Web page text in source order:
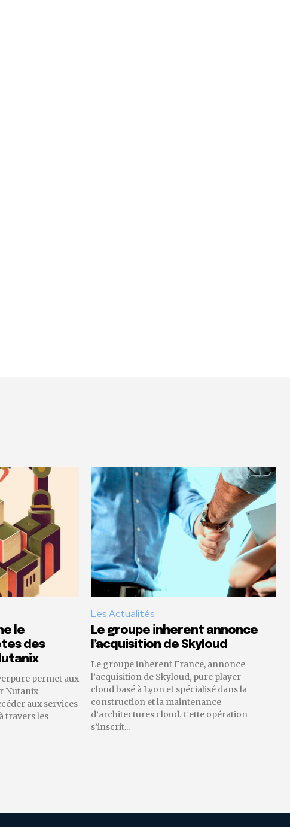
le
des
permet aux
Nutanix
aux services
travers les
Les Actualités
Le groupe inherent annonce
l’acquisition de Skyloud
Le groupe inherent France, annonce
l’acquisition de Skyloud, pure player
cloud basé à Lyon et spécialisé dans la
construction et la maintenance
d’architectures cloud. Cette opération
s’inscrit...